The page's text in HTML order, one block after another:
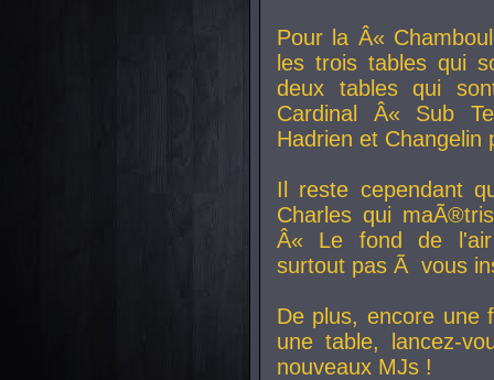
Pour la Â«
les trois tables qui
deux tables qui
Cardinal
Â« Sub
Hadrien et Changelin
Il reste cependant
Charles qui
Â« Le fond de
surtout pas Ã vous
De plus, encore une
une table, lancez-
nouveaux MJs !